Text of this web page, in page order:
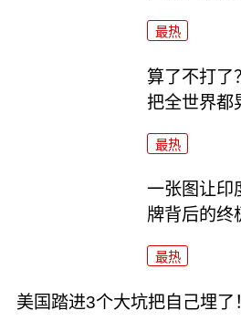
最热
算了不打了
把全世界都
最热
一张图让印
牌背后的终
最热
美国踏进3个大坑把自己埋了